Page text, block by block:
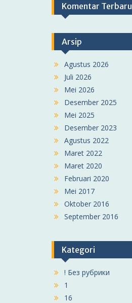
Komentar Terbaru
Arsip
Agustus 2026
Juli 2026
Mei 2026
Desember 2025
Mei 2025
Desember 2023
Agustus 2022
Maret 2022
Maret 2020
Februari 2020
Mei 2017
Oktober 2016
September 2016
Kategori
! Без рубрики
1
16